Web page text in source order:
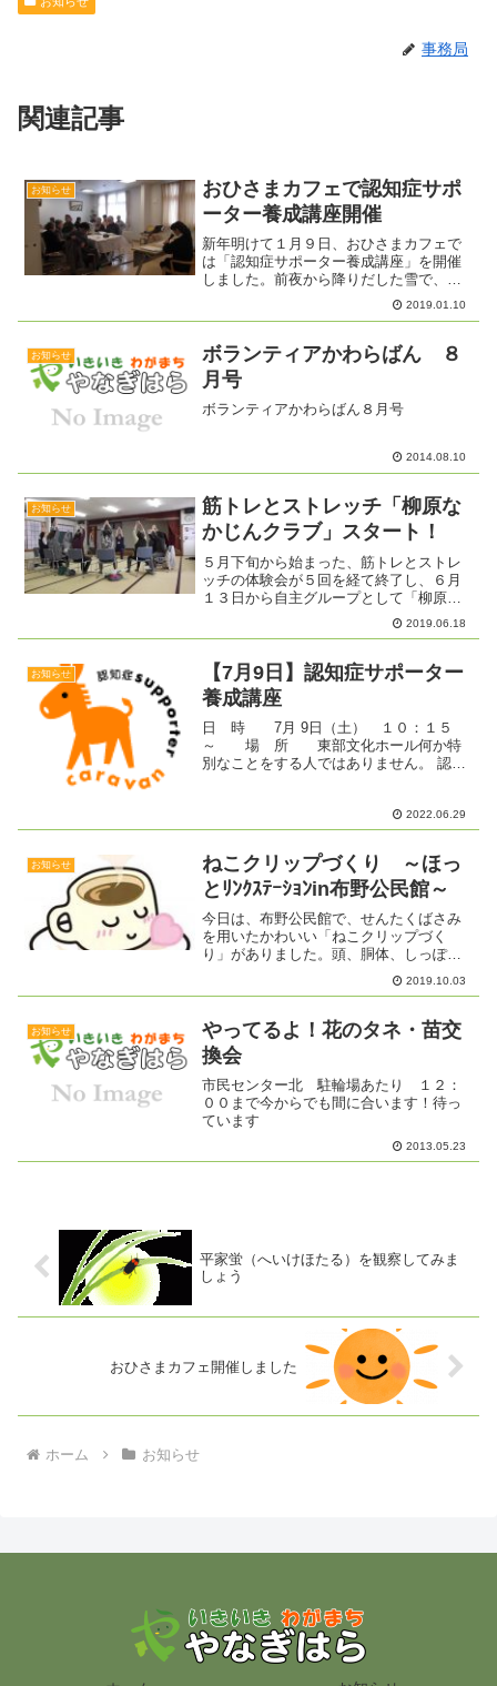
事務局
関連記事
お知らせ
おひさまカフェで認知症サポ
ーター養成講座開催
新年明けて１月９日、おひさまカフェで
は「認知症サポーター養成講座」を開催
しました。前夜から降りだした雪で、あ
たり一面銀世界となり、足元が悪い中で
したが多くの方が講座を受けに来まし
の女性は「どうして認知症の...
2019.01.10
お知らせ
ボランティアかわらばん ８
月号
ボランティアかわらばん８月号
2014.08.10
お知らせ
筋トレとストレッチ「柳原な
かじんクラブ」スタート！
５月下旬から始まった、筋トレとストレ
ッチの体験会が５回を経て終了し、６月
１３日から自主グループとして「柳原な
かじんクラブ」が誕生しました。御歳９
０歳になるKさんは、敷居がまたげなくな
験会に参加して、体操の...
2019.06.18
お知らせ
【7月9日】認知症サポーター
養成講座
日 時 7月 9日（土） １０：１５
～ 場 所 東部文化ホール何か特
別なことをする人ではありません。 認知
る範囲でサポーターとして活動します。
『こんな時どうしたらい...
2022.06.29
お知らせ
ねこクリップづくり ～ほっ
とﾘﾝｸｽﾃｰｼｮﾝin布野公民館～
今日は、布野公民館で、せんたくばさみ
を用いたかわいい「ねこクリップづく
り」がありました。頭、胴体、しっぽ
と、それぞれ布を型どり縫って、ねこの
形に仕上げていくのですが、とても細か
な顔で作っていましたが、話題...
2019.10.03
お知らせ
やってるよ！花のタネ・苗交
換会
市民センター北 駐輪場あたり １２：
００まで今からでも間に合います！待っ
ています
2013.05.23
平家蛍（へいけほたる）を観察してみま
しょう
おひさまカフェ開催しました
ホーム お知らせ